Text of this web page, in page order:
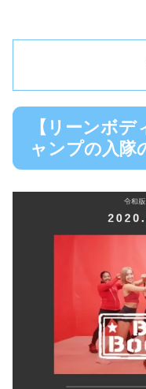
【リーンボ
ャンプの入隊